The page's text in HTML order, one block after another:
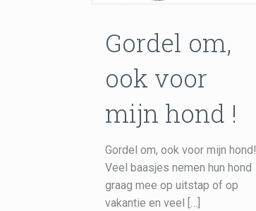
Gordel om,
ook voor
mijn hond !
Gordel om, ook voor mijn hond!
Veel baasjes nemen hun hond
graag mee op uitstap of op
vakantie en veel […]